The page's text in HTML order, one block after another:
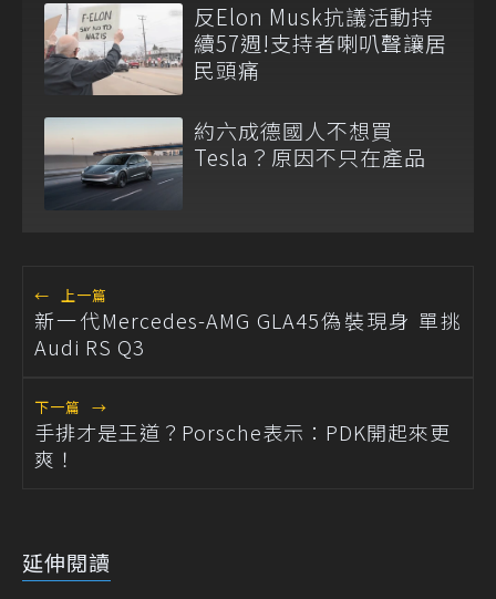
反Elon Musk抗議活動持
續57週!支持者喇叭聲讓居
民頭痛
約六成德國人不想買
Tesla？原因不只在產品
← 上一篇
新一代Mercedes-AMG GLA45偽裝現身 單挑
Audi RS Q3
下一篇 →
手排才是王道？Porsche表示：PDK開起來更
爽！
延伸閱讀